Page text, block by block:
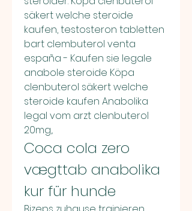
säkert welche steroide
kaufen, testosteron tabletten
bart clembuterol venta
españa - Kaufen sie legale
anabole steroide Köpa
clenbuterol säkert welche
steroide kaufen Anabolika
legal vom arzt clenbuterol
20mg,.
Coca cola zero
vægttab anabolika
kur für hunde